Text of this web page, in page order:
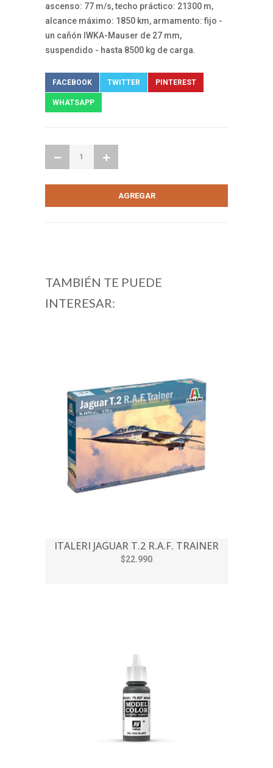
ascenso: 77 m/s, techo práctico: 21300 m,
alcance máximo: 1850 km, armamento: fijo -
un cañón IWKA-Mauser de 27 mm,
suspendido - hasta 8500 kg de carga.
FACEBOOK TWITTER PINTEREST
WHATSAPP
TAMBIÉN TE PUEDE
INTERESAR:
ITALERI JAGUAR T.2 R.A.F. TRAINER
$22.990